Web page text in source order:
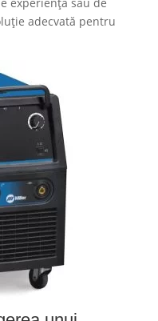
adecvată pentru